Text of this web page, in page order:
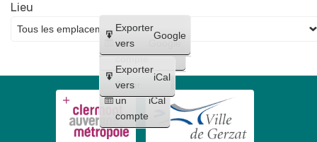
Créer
un
compte
Google
Créer
un
compte
iCal
Exporter
vers
Google
Exporter
vers
iCal
Lieu